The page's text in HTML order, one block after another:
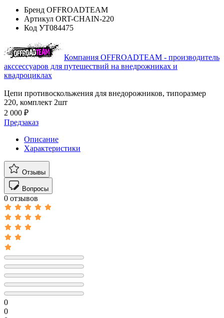
Бренд OFFROADTEAM
Артикул ORT-CHAIN-220
Код УТ084475
Компания OFFROADTEAM - производитель
акссессуаров для путешествий на внедрожниках и
квадроциклах
Цепи противоскольжения для внедорожников, типоразмер
220, комплект 2шт
2 000 ₽
Предзаказ
Описание
Характеристики
Отзывы
Вопросы
0 отзывов
0
0